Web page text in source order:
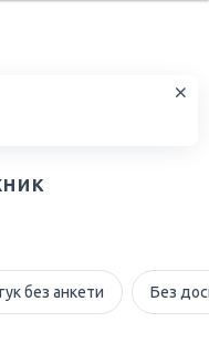
без анкети Без